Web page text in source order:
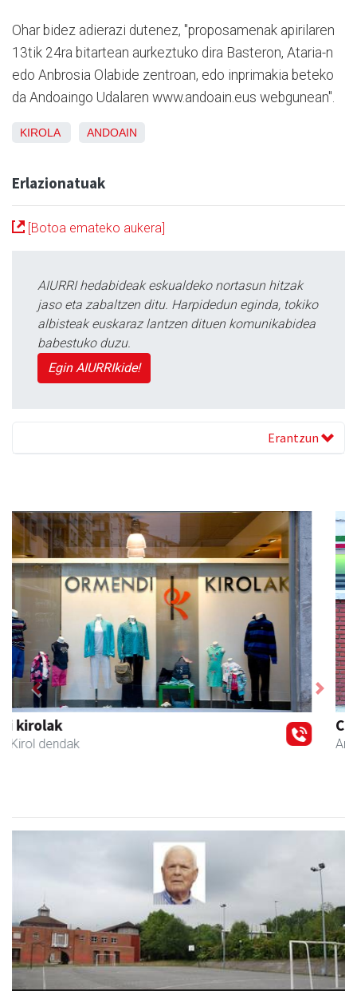
Ohar bidez adierazi dutenez, "proposamenak apirilaren
13tik 24ra bitartean aurkeztuko dira Basteron, Ataria-n
edo Anbrosia Olabide zentroan, edo inprimakia beteko
da Andoaingo Udalaren www.andoain.eus webgunean".
KIROLA ANDOAIN
Erlazionatuak
[Botoa emateko aukera]
AIURRI hedabideak eskualdeko nortasun hitzak
jaso eta zabaltzen ditu. Harpidedun eginda, tokiko
albisteak euskaraz lantzen dituen komunikabidea
babestuko duzu.
Egin AIURRIkide!
Erantzun
Coviran Karrika
Andoain - Janari-dendak
Previous Next